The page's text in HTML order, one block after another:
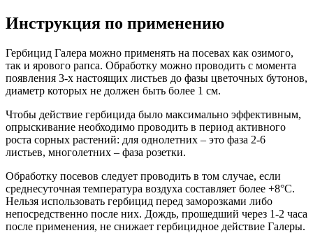
Инструкция по применению
Гербицид Галера можно применять на посевах как озимого,
так и ярового рапса. Обработку можно проводить с момента
появления 3-х настоящих листьев до фазы цветочных бутонов,
диаметр которых не должен быть более 1 см.
Чтобы действие гербицида было максимально эффективным,
опрыскивание необходимо проводить в период активного
роста сорных растений: для однолетних – это фаза 2-6
листьев, многолетних – фаза розетки.
Обработку посевов следует проводить в том случае, если
среднесуточная температура воздуха составляет более +8°С.
Нельзя использовать гербицид перед заморозками либо
непосредственно после них. Дождь, прошедший через 1-2 часа
после применения, не снижает гербицидное действие Галеры.